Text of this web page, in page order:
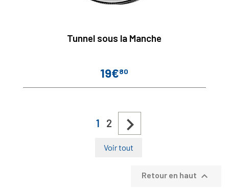
Tunnel sous la Manche
Prix
19€80
1 2 
Voir tout
Retour en haut 